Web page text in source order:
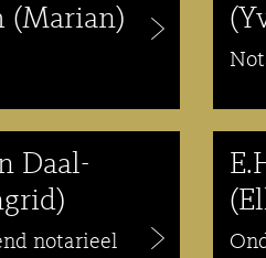
(Marian)
Daal-
notarieel